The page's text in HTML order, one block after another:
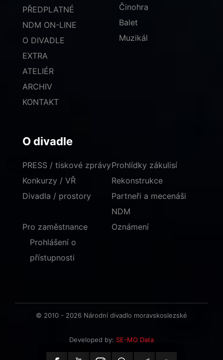
PŘEDPLATNÉ
NDM ON-LINE
O DIVADLE
EXTRA
ATELIÉR
ARCHIV
KONTAKT
Činohra
Balet
Muzikál
O divadle
PRESS / tiskové zprávy
Konkurzy / VŘ
Divadla / prostory
Prohlídky zákulisí
Rekonstrukce
Partneři a mecenáši
NDM
Pro zaměstnance
Oznámení
Prohlášení o
přístupnosti
© 2010 - 2026 Národní divadlo moravskoslezské
Developed by: SE-MO Data